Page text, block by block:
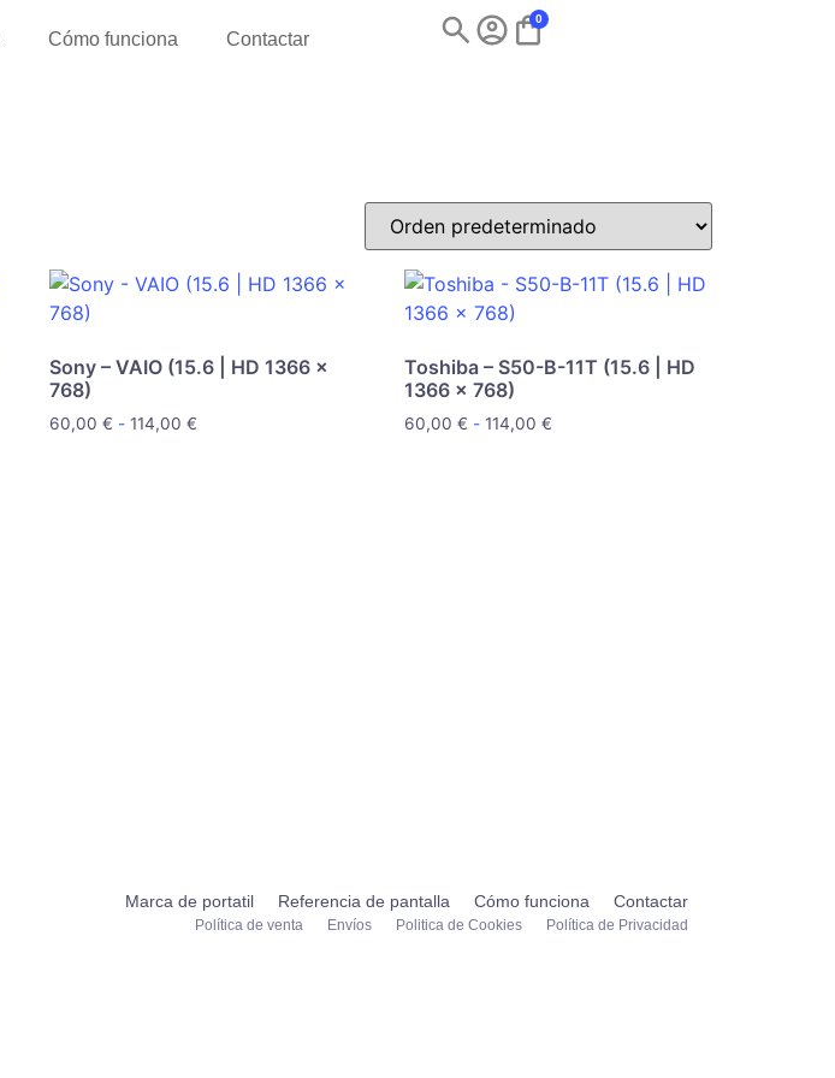
Cómo funciona Contactar
0
Sony – VAIO (15.6 | HD 1366 x
768)
60,00€ - 114,00€
Toshiba – S50-B-11T (15.6 | HD
1366 x 768)
60,00€ - 114,00€
Marca de portatil Referencia de pantalla Cómo funciona Contactar
Política de venta Envíos Politica de Cookies Política de Privacidad